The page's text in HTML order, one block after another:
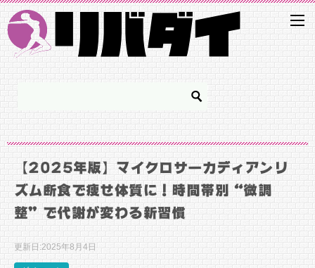
【2025年版】マイクロサーカディアンリ
ズム断食で痩せ体質に！時間帯別“微調
整”で代謝が変わる新習慣
更新日:2025年8月4日